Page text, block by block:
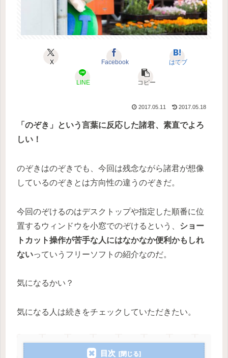
X Facebook はてブ
LINE コピー
2017.05.11 2017.05.18
「のぞき」という言葉に反応した諸君、素直でよろ
しい！
のぞきはのぞきでも、今回は残念ながら諸君が想像
しているのぞきとは方向性の違うのぞきだ。
今回のぞけるのはデスクトップや指定した順番に位
置するウィンドウを小窓でのぞけるという、 ショー
トカット操作が苦手な人にはなかなか便利かもしれ
ないっていうフリーソフトの紹介なのだ。
気になるかい？
気になる人は続きをチェックしていただきたい。
目次